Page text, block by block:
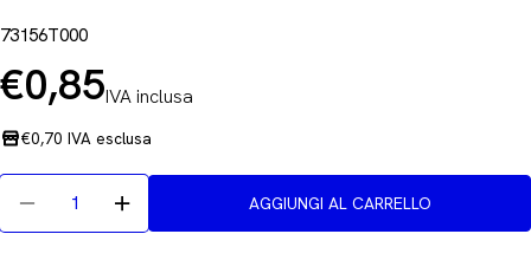
73156T000
Prezzo
normale
€0,85IVA inclusa
€0,70 IVA esclusa
AGGIUNGI AL CARRELLO